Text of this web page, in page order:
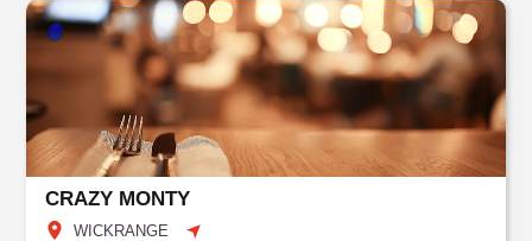
CRAZY MONTY
WICKRANGE